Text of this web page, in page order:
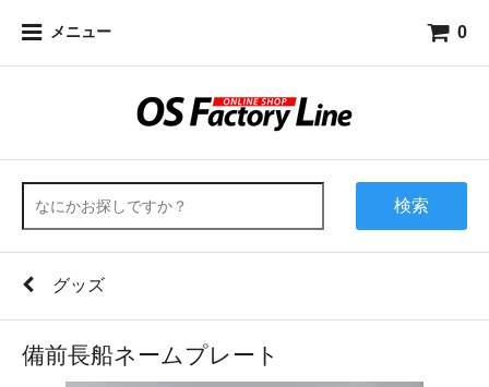
メニュー 0
検索
グッズ
備前長船ネームプレート